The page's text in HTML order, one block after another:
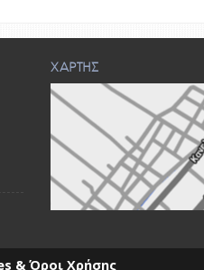
ΧΑΡΤΗΣ
& Όροι Χρήσης